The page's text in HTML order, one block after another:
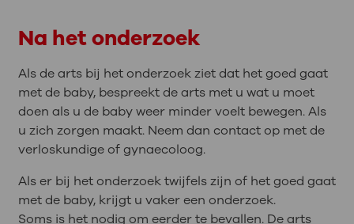
Na het onderzoek
Als de arts bij het onderzoek ziet dat het goed gaat
met de baby, bespreekt de arts met u wat u moet
doen als u de baby weer minder voelt bewegen. Als
u zich zorgen maakt. Neem dan contact op met de
verloskundige of gynaecoloog.
Als er bij het onderzoek twijfels zijn of het goed gaat
met de baby, krijgt u vaker een onderzoek.
Soms is het nodig om eerder te bevallen. De arts